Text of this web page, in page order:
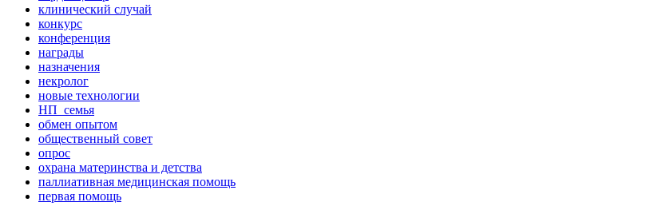
клинический случай
конкурс
конференция
награды
назначения
некролог
новые технологии
НП_семья
обмен опытом
общественный совет
опрос
охрана материнства и детства
паллиативная медицинская помощь
первая помощь